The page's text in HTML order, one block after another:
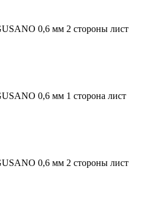
0,6 мм 2 стороны лист
0,6 мм 1 сторона лист
0,6 мм 2 стороны лист